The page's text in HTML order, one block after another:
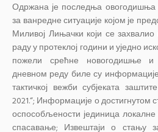
Одржана је последња
за ванредне ситуације којом је
Миливој Лињачки који се
раду у протеклој години и уједно
пожели срећне новогодишње
дневном реду биле су
тактичкој вежби субјеката
2021.“; Информације о достигнутом
оспособљености јединица
спасавање; Извештаји о стању